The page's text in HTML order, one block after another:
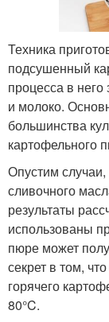
Техника
подсушенный
процесса в
и молоко.
большинства
картофельного
Опустим
сливочного
результаты
использованы
пюре может
секрет в том,
горячего
80°C.